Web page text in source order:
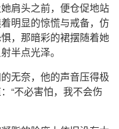
肩头之前，便仓促地站
明显的惊慌与戒备，仿
，那暗彩的裙摆随着她
半点光泽。
无奈，他的声音压得极
“不必害怕，我不会伤